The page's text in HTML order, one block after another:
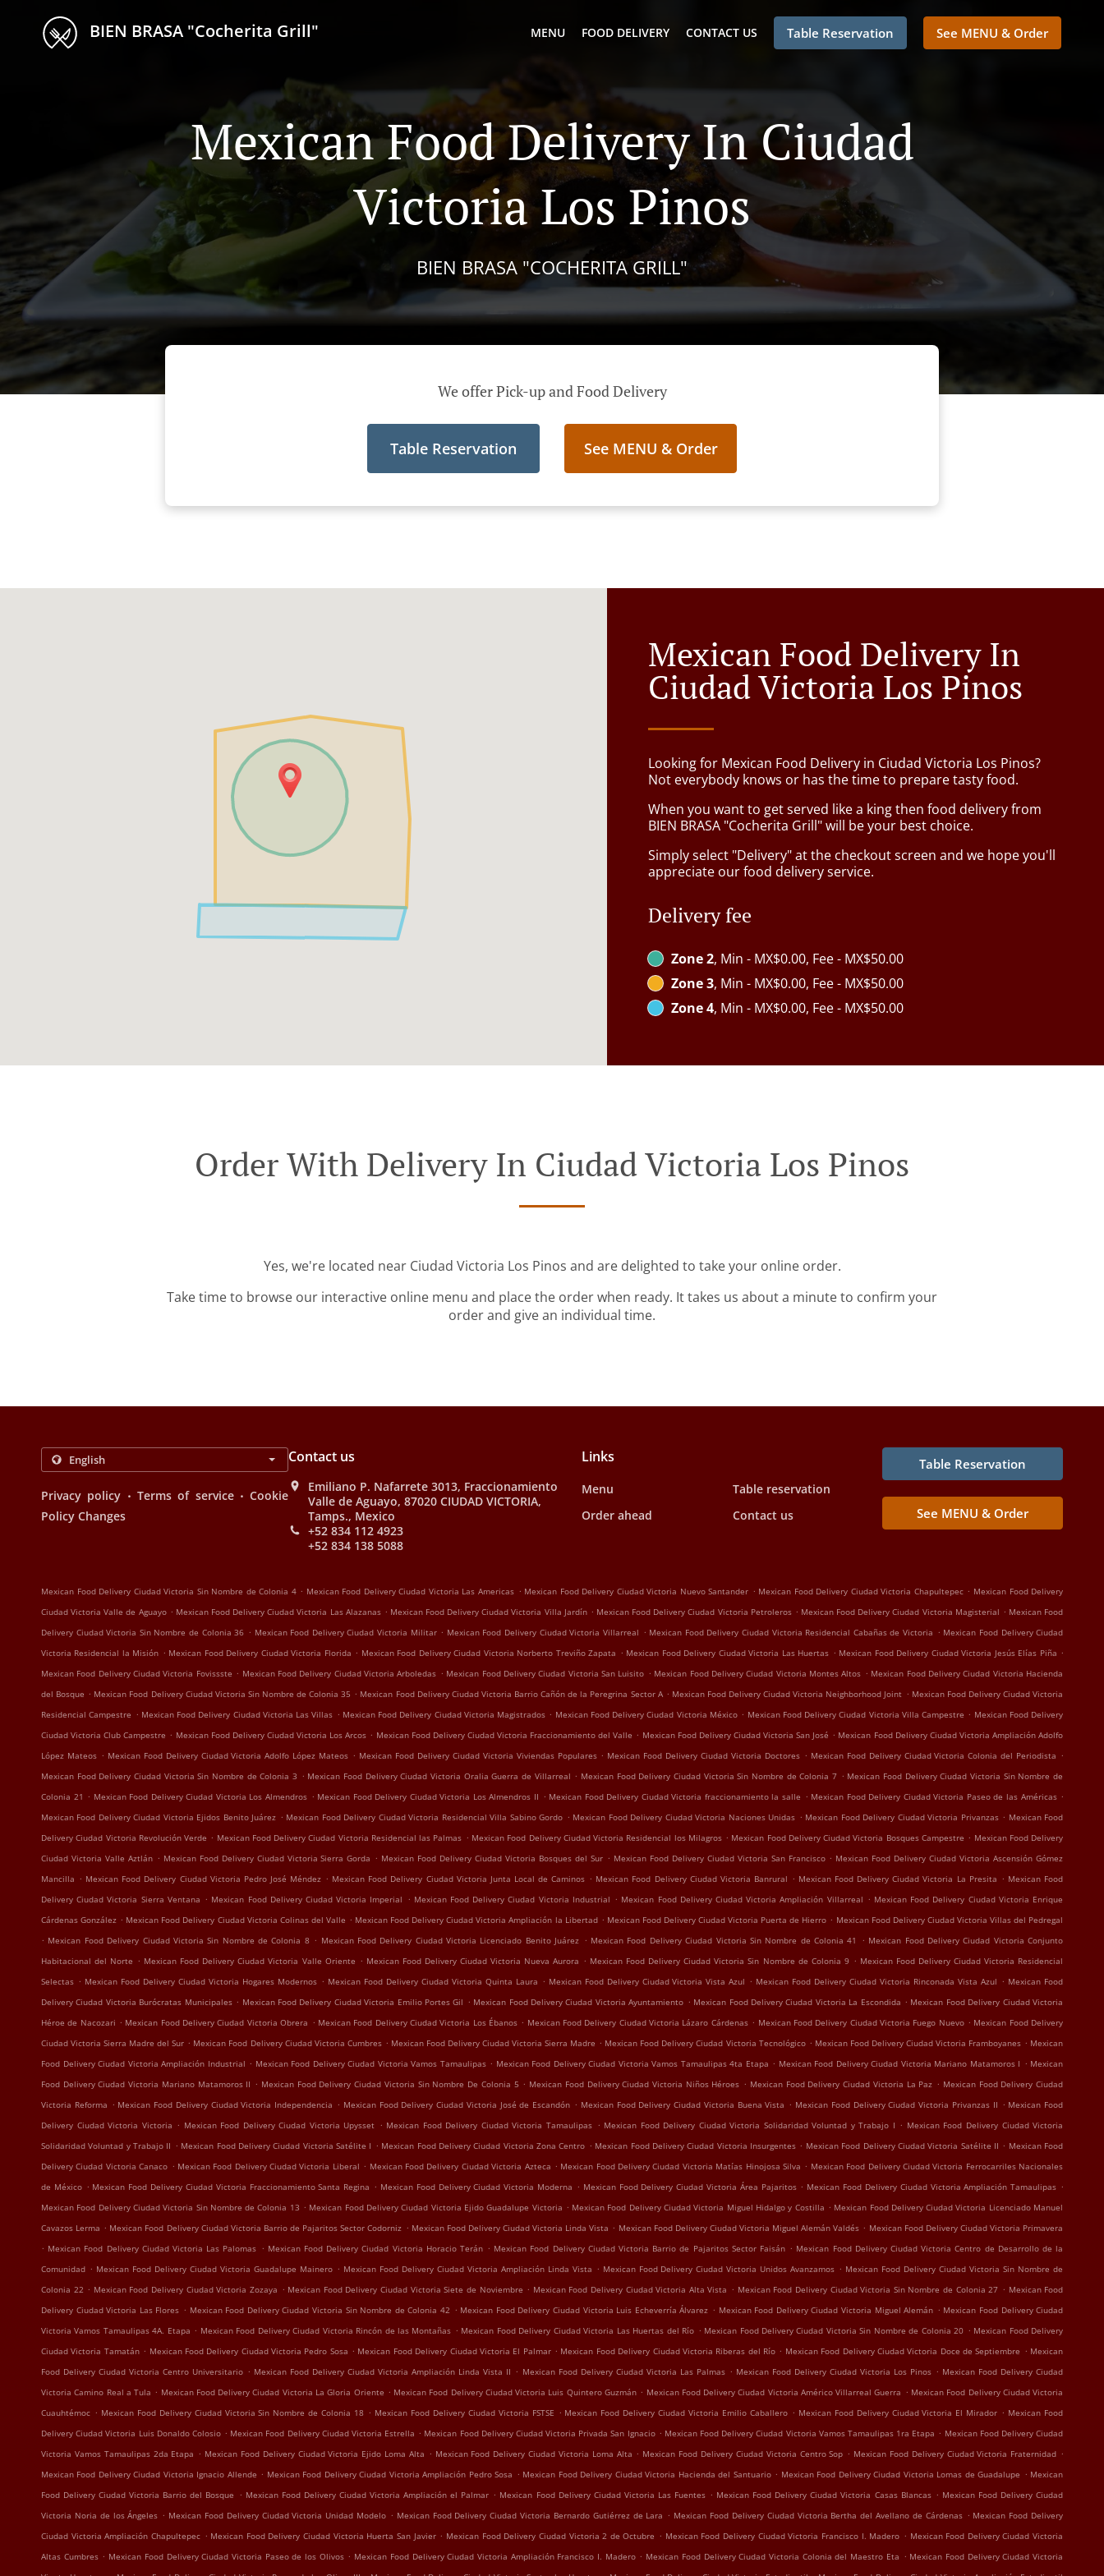
BIEN BRASA "Cocherita Grill" MENU FOOD DELIVERY CONTACT US Table Reservation See MENU & Order
Mexican Food Delivery In Ciudad
Victoria Los Pinos
BIEN BRASA "COCHERITA GRILL"
We offer Pick-up and Food Delivery
Table Reservation See MENU & Order
Mexican Food Delivery In
Ciudad Victoria Los Pinos
Looking for Mexican Food Delivery in Ciudad Victoria Los Pinos?
Not everybody knows or has the time to prepare tasty food.
When you want to get served like a king then food delivery from
BIEN BRASA "Cocherita Grill" will be your best choice.
Simply select "Delivery" at the checkout screen and we hope you'll
appreciate our food delivery service.
Delivery fee
Zone 2, Min - MX$0.00, Fee - MX$50.00
Zone 3, Min - MX$0.00, Fee - MX$50.00
Zone 4, Min - MX$0.00, Fee - MX$50.00
Order With Delivery In Ciudad Victoria Los Pinos
Yes, we're located near Ciudad Victoria Los Pinos and are delighted to take your online order.
Take time to browse our interactive online menu and place the order when ready. It takes us about a minute to confirm your
order and give an individual time.
Privacy policy . Terms of service . Cookie
Policy Changes
Contact us
Emiliano P. Nafarrete 3013, Fraccionamiento
Valle de Aguayo, 87020 CIUDAD VICTORIA,
Tamps., Mexico
+52 834 112 4923
+52 834 138 5088
Links
Menu
Table reservation
Order ahead
Contact us
Table Reservation
See MENU & Order
Mexican Food Delivery Ciudad Victoria Sin Nombre de Colonia 4 . Mexican Food Delivery Ciudad Victoria Las Americas . Mexican Food Delivery Ciudad Victoria Nuevo Santander . Mexican Food Delivery Ciudad Victoria Chapultepec . Mexican Food Delivery
Ciudad Victoria Valle de Aguayo . Mexican Food Delivery Ciudad Victoria Las Alazanas . Mexican Food Delivery Ciudad Victoria Villa Jardín . Mexican Food Delivery Ciudad Victoria Petroleros . Mexican Food Delivery Ciudad Victoria Magisterial . Mexican Food
Delivery Ciudad Victoria Sin Nombre de Colonia 36 . Mexican Food Delivery Ciudad Victoria Militar . Mexican Food Delivery Ciudad Victoria Villarreal . Mexican Food Delivery Ciudad Victoria Residencial Cabañas de Victoria . Mexican Food Delivery Ciudad
Victoria Residencial la Misión . Mexican Food Delivery Ciudad Victoria Florida . Mexican Food Delivery Ciudad Victoria Norberto Treviño Zapata . Mexican Food Delivery Ciudad Victoria Las Huertas . Mexican Food Delivery Ciudad Victoria Jesús Elías Piña .
Mexican Food Delivery Ciudad Victoria Fovissste . Mexican Food Delivery Ciudad Victoria Arboledas . Mexican Food Delivery Ciudad Victoria San Luisito . Mexican Food Delivery Ciudad Victoria Montes Altos . Mexican Food Delivery Ciudad Victoria Hacienda
del Bosque . Mexican Food Delivery Ciudad Victoria Sin Nombre de Colonia 35 . Mexican Food Delivery Ciudad Victoria Barrio Cañón de la Peregrina Sector A . Mexican Food Delivery Ciudad Victoria Neighborhood Joint . Mexican Food Delivery Ciudad Victoria
Residencial Campestre . Mexican Food Delivery Ciudad Victoria Las Villas . Mexican Food Delivery Ciudad Victoria Magistrados . Mexican Food Delivery Ciudad Victoria México . Mexican Food Delivery Ciudad Victoria Villa Campestre . Mexican Food Delivery
Ciudad Victoria Club Campestre . Mexican Food Delivery Ciudad Victoria Los Arcos . Mexican Food Delivery Ciudad Victoria Fraccionamiento del Valle . Mexican Food Delivery Ciudad Victoria San José . Mexican Food Delivery Ciudad Victoria Ampliación Adolfo
López Mateos . Mexican Food Delivery Ciudad Victoria Adolfo López Mateos . Mexican Food Delivery Ciudad Victoria Viviendas Populares . Mexican Food Delivery Ciudad Victoria Doctores . Mexican Food Delivery Ciudad Victoria Colonia del Periodista .
Mexican Food Delivery Ciudad Victoria Sin Nombre de Colonia 3 . Mexican Food Delivery Ciudad Victoria Oralia Guerra de Villarreal . Mexican Food Delivery Ciudad Victoria Sin Nombre de Colonia 7 . Mexican Food Delivery Ciudad Victoria Sin Nombre de
Colonia 21 . Mexican Food Delivery Ciudad Victoria Los Almendros . Mexican Food Delivery Ciudad Victoria Los Almendros II . Mexican Food Delivery Ciudad Victoria fraccionamiento la salle . Mexican Food Delivery Ciudad Victoria Paseo de las Américas .
Mexican Food Delivery Ciudad Victoria Ejidos Benito Juárez . Mexican Food Delivery Ciudad Victoria Residencial Villa Sabino Gordo . Mexican Food Delivery Ciudad Victoria Naciones Unidas . Mexican Food Delivery Ciudad Victoria Privanzas . Mexican Food
Delivery Ciudad Victoria Revolución Verde . Mexican Food Delivery Ciudad Victoria Residencial las Palmas . Mexican Food Delivery Ciudad Victoria Residencial los Milagros . Mexican Food Delivery Ciudad Victoria Bosques Campestre . Mexican Food Delivery
Ciudad Victoria Valle Aztlán . Mexican Food Delivery Ciudad Victoria Sierra Gorda . Mexican Food Delivery Ciudad Victoria Bosques del Sur . Mexican Food Delivery Ciudad Victoria San Francisco . Mexican Food Delivery Ciudad Victoria Ascensión Gómez
Mancilla . Mexican Food Delivery Ciudad Victoria Pedro José Méndez . Mexican Food Delivery Ciudad Victoria Junta Local de Caminos . Mexican Food Delivery Ciudad Victoria Banrural . Mexican Food Delivery Ciudad Victoria La Presita . Mexican Food
Delivery Ciudad Victoria Sierra Ventana . Mexican Food Delivery Ciudad Victoria Imperial . Mexican Food Delivery Ciudad Victoria Industrial . Mexican Food Delivery Ciudad Victoria Ampliación Villarreal . Mexican Food Delivery Ciudad Victoria Enrique
Cárdenas González . Mexican Food Delivery Ciudad Victoria Colinas del Valle . Mexican Food Delivery Ciudad Victoria Ampliación la Libertad . Mexican Food Delivery Ciudad Victoria Puerta de Hierro . Mexican Food Delivery Ciudad Victoria Villas del Pedregal
. Mexican Food Delivery Ciudad Victoria Sin Nombre de Colonia 8 . Mexican Food Delivery Ciudad Victoria Licenciado Benito Juárez . Mexican Food Delivery Ciudad Victoria Sin Nombre de Colonia 41 . Mexican Food Delivery Ciudad Victoria Conjunto
Habitacional del Norte . Mexican Food Delivery Ciudad Victoria Valle Oriente . Mexican Food Delivery Ciudad Victoria Nueva Aurora . Mexican Food Delivery Ciudad Victoria Sin Nombre de Colonia 9 . Mexican Food Delivery Ciudad Victoria Residencial
Selectas . Mexican Food Delivery Ciudad Victoria Hogares Modernos . Mexican Food Delivery Ciudad Victoria Quinta Laura . Mexican Food Delivery Ciudad Victoria Vista Azul . Mexican Food Delivery Ciudad Victoria Rinconada Vista Azul . Mexican Food
Delivery Ciudad Victoria Burócratas Municipales . Mexican Food Delivery Ciudad Victoria Emilio Portes Gil . Mexican Food Delivery Ciudad Victoria Ayuntamiento . Mexican Food Delivery Ciudad Victoria La Escondida . Mexican Food Delivery Ciudad Victoria
Héroe de Nacozari . Mexican Food Delivery Ciudad Victoria Obrera . Mexican Food Delivery Ciudad Victoria Los Ébanos . Mexican Food Delivery Ciudad Victoria Lázaro Cárdenas . Mexican Food Delivery Ciudad Victoria Fuego Nuevo . Mexican Food Delivery
Ciudad Victoria Sierra Madre del Sur . Mexican Food Delivery Ciudad Victoria Cumbres . Mexican Food Delivery Ciudad Victoria Sierra Madre . Mexican Food Delivery Ciudad Victoria Tecnológico . Mexican Food Delivery Ciudad Victoria Framboyanes . Mexican
Food Delivery Ciudad Victoria Ampliación Industrial . Mexican Food Delivery Ciudad Victoria Vamos Tamaulipas . Mexican Food Delivery Ciudad Victoria Vamos Tamaulipas 4ta Etapa . Mexican Food Delivery Ciudad Victoria Mariano Matamoros I . Mexican
Food Delivery Ciudad Victoria Mariano Matamoros II . Mexican Food Delivery Ciudad Victoria Sin Nombre De Colonia 5 . Mexican Food Delivery Ciudad Victoria Niños Héroes . Mexican Food Delivery Ciudad Victoria La Paz . Mexican Food Delivery Ciudad
Victoria Reforma . Mexican Food Delivery Ciudad Victoria Independencia . Mexican Food Delivery Ciudad Victoria José de Escandón . Mexican Food Delivery Ciudad Victoria Buena Vista . Mexican Food Delivery Ciudad Victoria Privanzas II . Mexican Food
Delivery Ciudad Victoria Victoria . Mexican Food Delivery Ciudad Victoria Upysset . Mexican Food Delivery Ciudad Victoria Tamaulipas . Mexican Food Delivery Ciudad Victoria Solidaridad Voluntad y Trabajo I . Mexican Food Delivery Ciudad Victoria
Solidaridad Voluntad y Trabajo II . Mexican Food Delivery Ciudad Victoria Satélite I . Mexican Food Delivery Ciudad Victoria Zona Centro . Mexican Food Delivery Ciudad Victoria Insurgentes . Mexican Food Delivery Ciudad Victoria Satélite II . Mexican Food
Delivery Ciudad Victoria Canaco . Mexican Food Delivery Ciudad Victoria Liberal . Mexican Food Delivery Ciudad Victoria Azteca . Mexican Food Delivery Ciudad Victoria Matías Hinojosa Silva . Mexican Food Delivery Ciudad Victoria Ferrocarriles Nacionales
de México . Mexican Food Delivery Ciudad Victoria Fraccionamiento Santa Regina . Mexican Food Delivery Ciudad Victoria Moderna . Mexican Food Delivery Ciudad Victoria Área Pajaritos . Mexican Food Delivery Ciudad Victoria Ampliación Tamaulipas .
Mexican Food Delivery Ciudad Victoria Sin Nombre de Colonia 13 . Mexican Food Delivery Ciudad Victoria Ejido Guadalupe Victoria . Mexican Food Delivery Ciudad Victoria Miguel Hidalgo y Costilla . Mexican Food Delivery Ciudad Victoria Licenciado Manuel
Cavazos Lerma . Mexican Food Delivery Ciudad Victoria Barrio de Pajaritos Sector Codorniz . Mexican Food Delivery Ciudad Victoria Linda Vista . Mexican Food Delivery Ciudad Victoria Miguel Alemán Valdés . Mexican Food Delivery Ciudad Victoria Primavera
. Mexican Food Delivery Ciudad Victoria Las Palomas . Mexican Food Delivery Ciudad Victoria Horacio Terán . Mexican Food Delivery Ciudad Victoria Barrio de Pajaritos Sector Faisán . Mexican Food Delivery Ciudad Victoria Centro de Desarrollo de la
Comunidad . Mexican Food Delivery Ciudad Victoria Guadalupe Mainero . Mexican Food Delivery Ciudad Victoria Ampliación Linda Vista . Mexican Food Delivery Ciudad Victoria Unidos Avanzamos . Mexican Food Delivery Ciudad Victoria Sin Nombre de
Colonia 22 . Mexican Food Delivery Ciudad Victoria Zozaya . Mexican Food Delivery Ciudad Victoria Siete de Noviembre . Mexican Food Delivery Ciudad Victoria Alta Vista . Mexican Food Delivery Ciudad Victoria Sin Nombre de Colonia 27 . Mexican Food
Delivery Ciudad Victoria Las Flores . Mexican Food Delivery Ciudad Victoria Sin Nombre de Colonia 42 . Mexican Food Delivery Ciudad Victoria Luis Echeverría Álvarez . Mexican Food Delivery Ciudad Victoria Miguel Alemán . Mexican Food Delivery Ciudad
Victoria Vamos Tamaulipas 4A. Etapa . Mexican Food Delivery Ciudad Victoria Rincón de las Montañas . Mexican Food Delivery Ciudad Victoria Las Huertas del Río . Mexican Food Delivery Ciudad Victoria Sin Nombre de Colonia 20 . Mexican Food Delivery
Ciudad Victoria Tamatán . Mexican Food Delivery Ciudad Victoria Pedro Sosa . Mexican Food Delivery Ciudad Victoria El Palmar . Mexican Food Delivery Ciudad Victoria Riberas del Río . Mexican Food Delivery Ciudad Victoria Doce de Septiembre . Mexican
Food Delivery Ciudad Victoria Centro Universitario . Mexican Food Delivery Ciudad Victoria Ampliación Linda Vista II . Mexican Food Delivery Ciudad Victoria Las Palmas . Mexican Food Delivery Ciudad Victoria Los Pinos . Mexican Food Delivery Ciudad
Victoria Camino Real a Tula . Mexican Food Delivery Ciudad Victoria La Gloria Oriente . Mexican Food Delivery Ciudad Victoria Luis Quintero Guzmán . Mexican Food Delivery Ciudad Victoria Américo Villarreal Guerra . Mexican Food Delivery Ciudad Victoria
Cuauhtémoc . Mexican Food Delivery Ciudad Victoria Sin Nombre de Colonia 18 . Mexican Food Delivery Ciudad Victoria FSTSE . Mexican Food Delivery Ciudad Victoria Emilio Caballero . Mexican Food Delivery Ciudad Victoria El Mirador . Mexican Food
Delivery Ciudad Victoria Luis Donaldo Colosio . Mexican Food Delivery Ciudad Victoria Estrella . Mexican Food Delivery Ciudad Victoria Privada San Ignacio . Mexican Food Delivery Ciudad Victoria Vamos Tamaulipas 1ra Etapa . Mexican Food Delivery Ciudad
Victoria Vamos Tamaulipas 2da Etapa . Mexican Food Delivery Ciudad Victoria Ejido Loma Alta . Mexican Food Delivery Ciudad Victoria Loma Alta . Mexican Food Delivery Ciudad Victoria Centro Sop . Mexican Food Delivery Ciudad Victoria Fraternidad .
Mexican Food Delivery Ciudad Victoria Ignacio Allende . Mexican Food Delivery Ciudad Victoria Ampliación Pedro Sosa . Mexican Food Delivery Ciudad Victoria Hacienda del Santuario . Mexican Food Delivery Ciudad Victoria Lomas de Guadalupe . Mexican
Food Delivery Ciudad Victoria Barrio del Bosque . Mexican Food Delivery Ciudad Victoria Ampliación el Palmar . Mexican Food Delivery Ciudad Victoria Las Fuentes . Mexican Food Delivery Ciudad Victoria Casas Blancas . Mexican Food Delivery Ciudad
Victoria Noria de los Ángeles . Mexican Food Delivery Ciudad Victoria Unidad Modelo . Mexican Food Delivery Ciudad Victoria Bernardo Gutiérrez de Lara . Mexican Food Delivery Ciudad Victoria Bertha del Avellano de Cárdenas . Mexican Food Delivery
Ciudad Victoria Ampliación Chapultepec . Mexican Food Delivery Ciudad Victoria Huerta San Javier . Mexican Food Delivery Ciudad Victoria 2 de Octubre . Mexican Food Delivery Ciudad Victoria Francisco I. Madero . Mexican Food Delivery Ciudad Victoria
Altas Cumbres . Mexican Food Delivery Ciudad Victoria Paseo de los Olivos . Mexican Food Delivery Ciudad Victoria Ampliación Francisco I. Madero . Mexican Food Delivery Ciudad Victoria Colonia del Maestro Eta . Mexican Food Delivery Ciudad Victoria